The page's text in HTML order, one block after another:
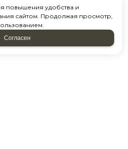
повышения удобства и
сайтом. Продолжая просмотр,
Согласен